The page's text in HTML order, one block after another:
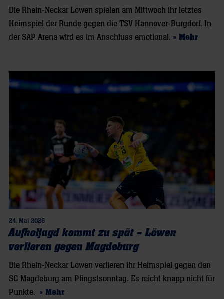
Die Rhein-Neckar Löwen spielen am Mittwoch ihr letztes
Heimspiel der Runde gegen die TSV Hannover-Burgdorf. In
der SAP Arena wird es im Anschluss emotional. » Mehr
24. Mai 2026
Aufholjagd kommt zu spät – Löwen
verlieren gegen Magdeburg
Die Rhein-Neckar Löwen verlieren ihr Heimspiel gegen den
SC Magdeburg am Pfingstsonntag. Es reicht knapp nicht für
Punkte. » Mehr